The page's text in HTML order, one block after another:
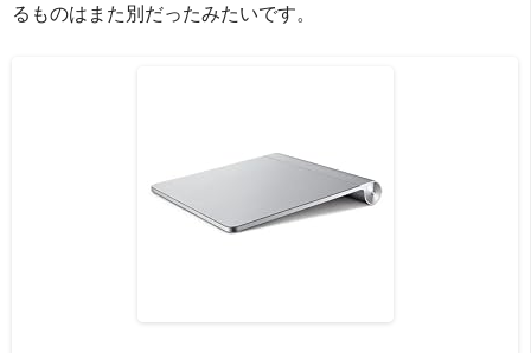
るものはまた別だったみたいです。